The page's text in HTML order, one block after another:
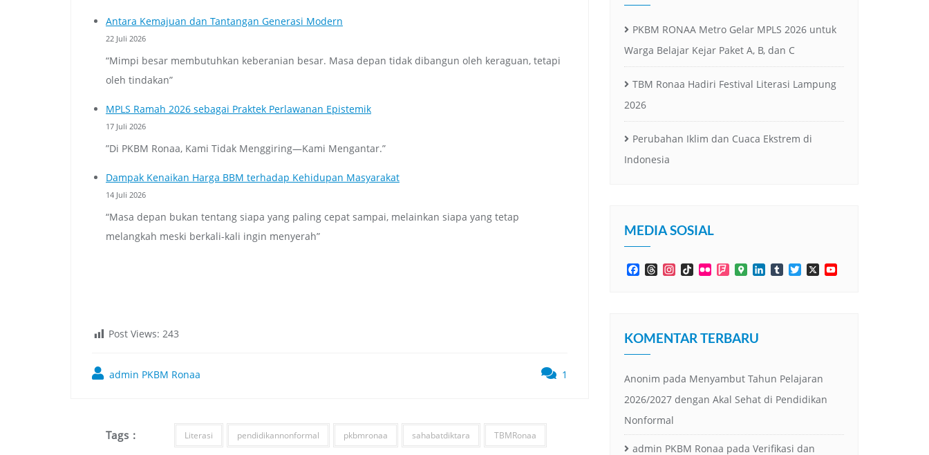
Antara Kemajuan dan Tantangan Generasi Modern
22 Juli 2026
“Mimpi besar membutuhkan keberanian besar. Masa depan tidak dibangun oleh keraguan, tetapi
oleh tindakan”
MPLS Ramah 2026 sebagai Praktek Perlawanan Epistemik
17 Juli 2026
”Di PKBM Ronaa, Kami Tidak Menggiring—Kami Mengantar.”
Dampak Kenaikan Harga BBM terhadap Kehidupan Masyarakat
14 Juli 2026
“Masa depan bukan tentang siapa yang paling cepat sampai, melainkan siapa yang tetap
melangkah meski berkali-kali ingin menyerah”
Post Views: 243
admin PKBM Ronaa 1
Tags : Literasi pendidikannonformal pkbmronaa sahabatdiktara TBMRonaa
PKBM RONAA Metro Gelar MPLS 2026 untuk
Warga Belajar Kejar Paket A, B, dan C
TBM Ronaa Hadiri Festival Literasi Lampung
2026
Perubahan Iklim dan Cuaca Ekstrem di
Indonesia
MEDIA SOSIAL
Facebook
ThreadsInstagram
TikTokFlickrFoursquare
GoogleLinkedIn
TumblrTwitter
X
KOMENTAR TERBARU
Anonim pada Menyambut Tahun Pelajaran
2026/2027 dengan Akal Sehat di Pendidikan
Nonformal
admin PKBM Ronaa pada Verifikasi dan